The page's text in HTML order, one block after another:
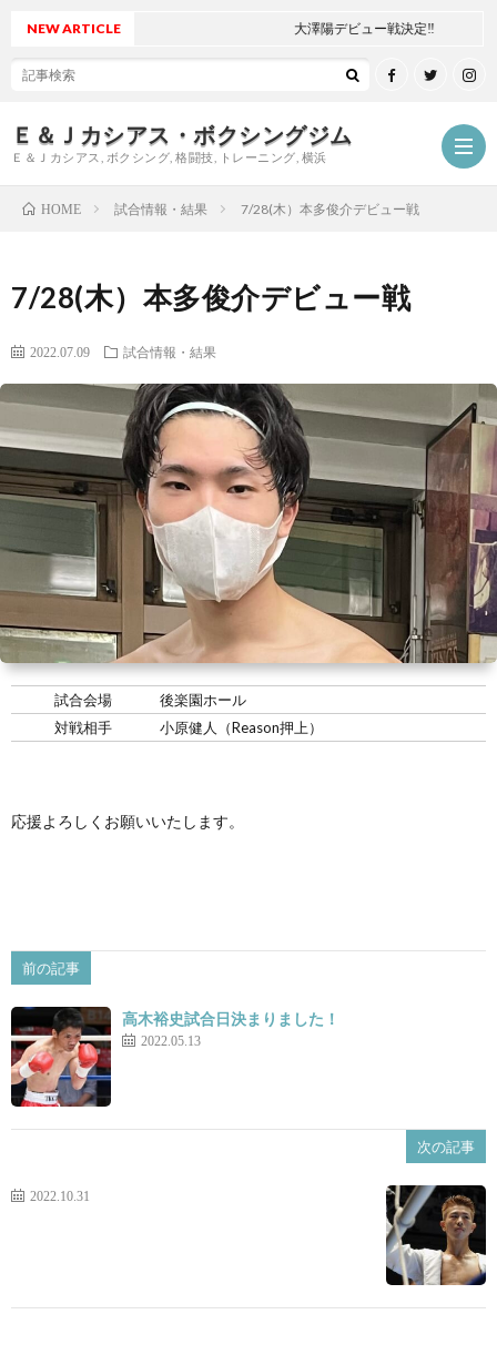
Ｅ＆Ｊカシアス・ボクシングジム
Ｅ＆Ｊカシアス, ボクシング, 格闘技, トレーニング, 横浜
に
つ
い
て
挨
拶
最
情
報
合
情
報・
結
選
手
情
報
ト
レ
ー
入
会・
NEW ARTICLE 大澤陽デビュー戦決定‼
HOME 試合情報・結果 7/28(木）本多俊介デビュー戦
7/28(木）本多俊介デビュー戦
2022.07.09 試合情報・結果
試合会場
後楽園ホール
対戦相手
小原健人（Reason押上）
応援よろしくお願いいたします。
前の記事
高木裕史試合日決まりました！
2022.05.13
次の記事
2022.10.31